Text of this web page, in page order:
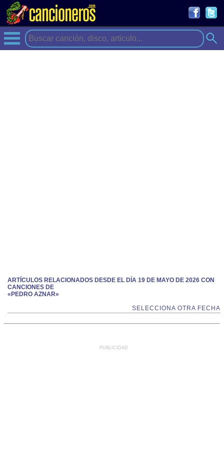
ARTÍCULOS RELACIONADOS DESDE EL DÍA 19 DE MAYO DE 2026 CON
CANCIONES DE
«PEDRO AZNAR»
SELECCIONA OTRA FECHA
PUBLICIDAD